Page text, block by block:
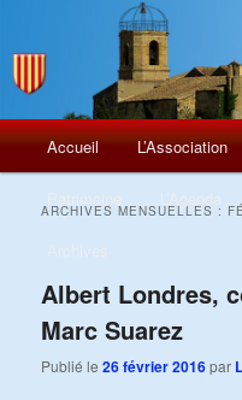
Menu
principal
Aller
principal
Aller
secondaire
Accueil L’Association
ARCHIVES MENSUELLES :
Albert Londres,
Marc Suarez
Publié le26 février 2016par